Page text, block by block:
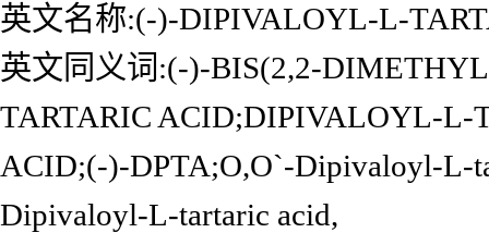
英文名称:(-)-DIPIVALOYL-L-
英文同义词:(-)-BIS(2,2-
TARTARIC ACID;DIPIVALOYL-L-
ACID;(-)-DPTA;O,O`-Dipivaloyl-L-
Dipivaloyl-L-tartaric acid,